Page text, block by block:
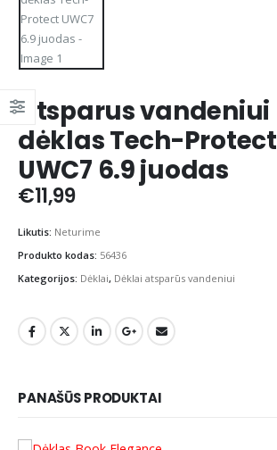
Atsparus vandeniui
dėklas Tech-Protect
UWC7 6.9 juodas
€11,99
Likutis: Neturime
Produkto kodas: 56436
Kategorijos: Dėklai, Dėklai atsparūs vandeniui
PANAŠŪS PRODUKTAI